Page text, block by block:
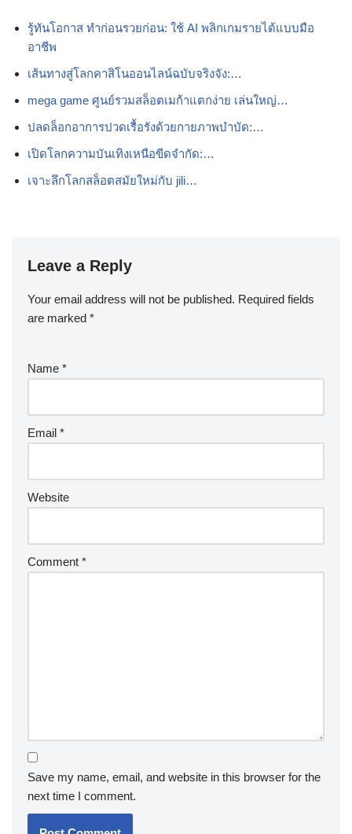
รู้ทันโอกาส ทำก่อนรวยก่อน: ใช้ AI พลิกเกมรายได้แบบมือ
อาชีพ
เส้นทางสู่โลกคาสิโนออนไลน์ฉบับจริงจัง:…
mega game ศูนย์รวมสล็อตเมก้าแตกง่าย เล่นใหญ่…
ปลดล็อกอาการปวดเรื้อรังด้วยกายภาพบำบัด:…
เปิดโลกความบันเทิงเหนือขีดจำกัด:…
เจาะลึกโลกสล็อตสมัยใหม่กับ jili…
Leave a Reply
Your email address will not be published. Required fields
are marked *
Name *
Email *
Website
Comment *
Save my name, email, and website in this browser for the
next time I comment.